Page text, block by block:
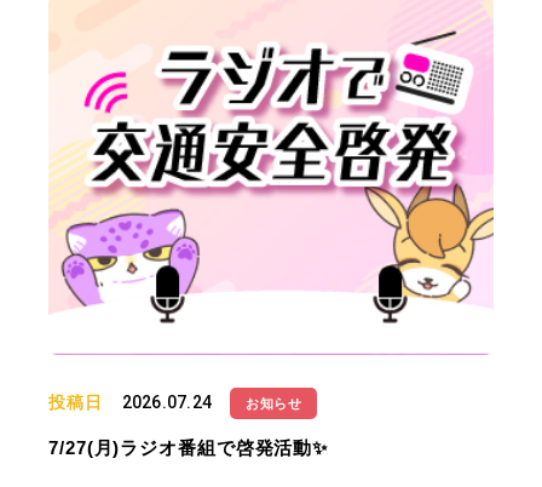
投稿日 2026.07.24 お知らせ
7/27(月)ラジオ番組で啓発活動✨